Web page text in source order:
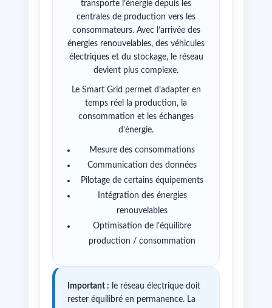
transporte l’énergie depuis les
centrales de production vers les
consommateurs. Avec l’arrivée des
énergies renouvelables, des véhicules
électriques et du stockage, le réseau
devient plus complexe.
Le Smart Grid permet d’adapter en
temps réel la production, la
consommation et les échanges
d’énergie.
Mesure des consommations
Communication des données
Pilotage de certains équipements
Intégration des énergies
renouvelables
Optimisation de l’équilibre
production / consommation
Important : le réseau électrique doit
rester équilibré en permanence. La